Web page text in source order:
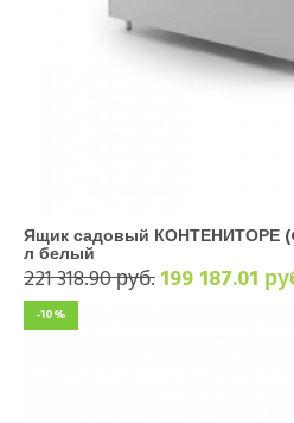
Ящик садовый КОНТЕНИТОРЕ
л белый
221 318.90 руб.199 187.01
-10%